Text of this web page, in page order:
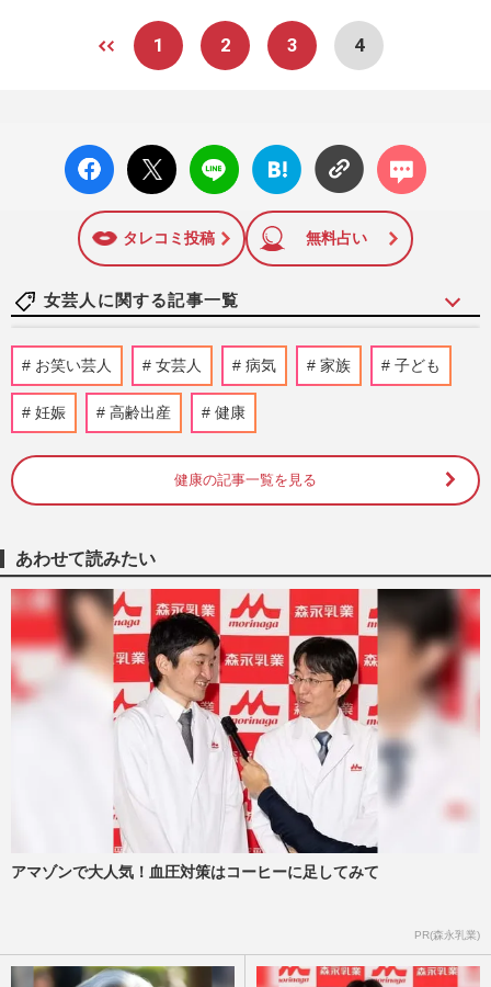
1 2 3 4
facebo
ok い
X ポス
ト
LINE
はてな
ブック
に追加
コメン
ト
タレコミ投稿 無料占い
女芸人に関する記事一覧
「滝音」優勝の『ダブルインパクト2026』
に《いかにも日テレの番組》視聴者を興醒
めさせた“笑い声”効果音…
週刊女性PRIME
『THE W』に打ち切り報道、審査員の
「霜降り明星」粗品・友近による“女芸人
週刊女性PRIME
女性芸人の賞レース『THE W』に終了報
道「噂はずっと流れてた」粗品の「笑えな
い」辛口審査は最後の抵抗だ…
週刊女性PRIME 2026/6/19
悪性リンパ腫・脳炎併発で余命宣告、お笑
いコンビ『爛々』大国麗さん「漫才がした
い、笑い声が聞きたい」闘…
週刊女性2026年6月23日号 2026/6/14
《光浦靖子がハリウッドデビュー》朝ドラ
お笑い芸人 女芸人 病気 家族 子ども
妊娠 高齢出産 健康
健康の記事一覧を見る
あわせて読みたい
アマゾンで大人気！血圧対策はコーヒーに足してみて
PR(森永乳業)